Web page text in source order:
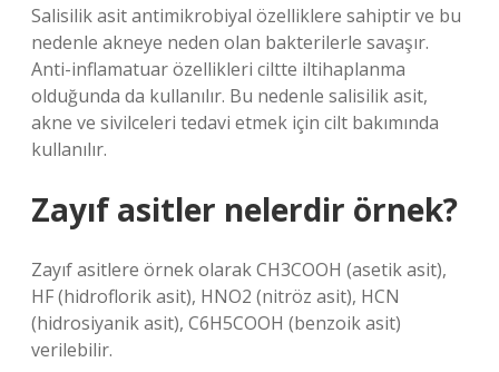
Salisilik asit antimikrobiyal özelliklere sahiptir ve bu
nedenle akneye neden olan bakterilerle savaşır.
Anti-inflamatuar özellikleri ciltte iltihaplanma
olduğunda da kullanılır. Bu nedenle salisilik asit,
akne ve sivilceleri tedavi etmek için cilt bakımında
kullanılır.
Zayıf asitler nelerdir örnek?
Zayıf asitlere örnek olarak CH3COOH (asetik asit),
HF (hidroflorik asit), HNO2 (nitröz asit), HCN
(hidrosiyanik asit), C6H5COOH (benzoik asit)
verilebilir.